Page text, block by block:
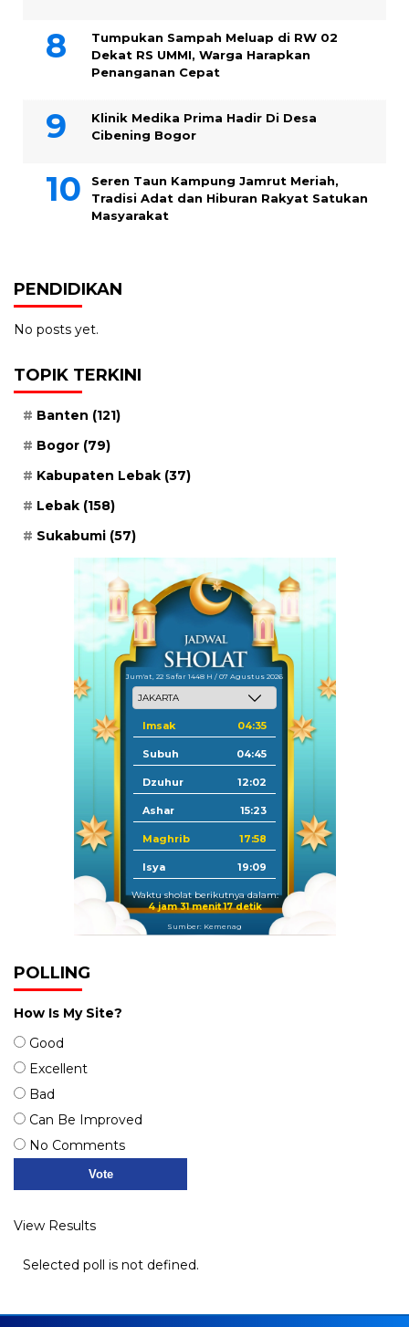
Tumpukan Sampah Meluap di RW 02
Dekat RS UMMI, Warga Harapkan
Penanganan Cepat
Klinik Medika Prima Hadir Di Desa
Cibening Bogor
Seren Taun Kampung Jamrut Meriah,
Tradisi Adat dan Hiburan Rakyat Satukan
Masyarakat
PENDIDIKAN
No posts yet.
TOPIK TERKINI
Banten (121)
Bogor (79)
Kabupaten Lebak (37)
Lebak (158)
Sukabumi (57)
Jum'at, 22 Safar 1448 H / 07 Agustus 2026
Imsak 04:35
Subuh 04:45
Dzuhur 12:02
Ashar 15:23
Maghrib 17:58
Isya 19:09
Waktu sholat berikutnya dalam:
4 jam 31 menit 17 detik
Sumber: Kemenag
POLLING
How Is My Site?
Good
Excellent
Bad
Can Be Improved
No Comments
View Results
Selected poll is not defined.